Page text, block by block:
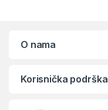
O nama
Korisnička podrška